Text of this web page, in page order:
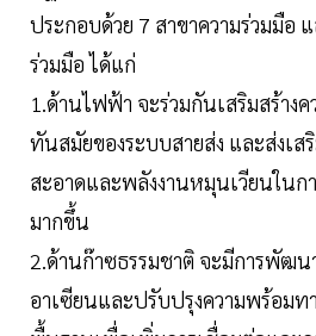
ประกอบด้วย 7 สาขาความร่วมมือ
ร่วมมือ ได้แก่
1.ด้านไฟฟ้า จะร่วมกันเสริมสร้าง
ทันสมัยของระบบสายส่ง และส่งเส
สะอาดและพลังงานหมุนเวียนใน
มากขึ้น
2.ด้านก๊าซธรรมชาติ จะมีการพัฒน
อาเซียนและปรับปรุงความพร้อมทา